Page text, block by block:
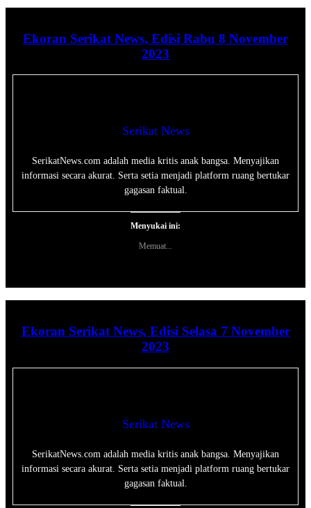
Ekoran Serikat News, Edisi Rabu 8 November
2023
Serikat News
SerikatNews.com adalah media kritis anak bangsa. Menyajikan
informasi secara akurat. Serta setia menjadi platform ruang bertukar
gagasan faktual.
Menyukai ini:
Memuat...
Ekoran Serikat News, Edisi Selasa 7 November
2023
Serikat News
SerikatNews.com adalah media kritis anak bangsa. Menyajikan
informasi secara akurat. Serta setia menjadi platform ruang bertukar
gagasan faktual.